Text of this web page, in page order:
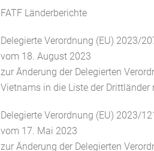
FATF Länderberichte
Delegierte Verordnung (EU) 2023/
vom 18. August 2023
zur Änderung der Delegierten
Vietnams in die Liste der
Delegierte Verordnung (EU) 2023/
vom 17. Mai 2023
zur Änderung der Delegierten